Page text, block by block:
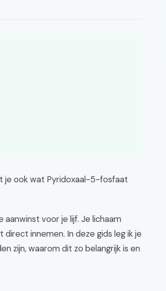
je ook wat Pyridoxaal-5-fosfaat
voor je lijf. Je lichaam
innemen. In deze gids leg ik je
zijn, waarom dit zo belangrijk is en